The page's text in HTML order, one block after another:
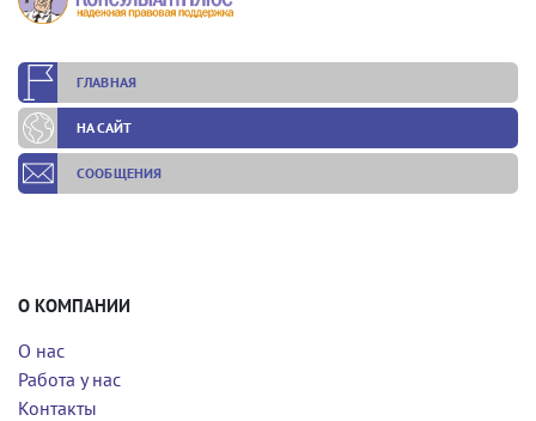
ГЛАВНАЯ
НА САЙТ
СООБЩЕНИЯ
О КОМПАНИИ
О нас
Работа у нас
Контакты